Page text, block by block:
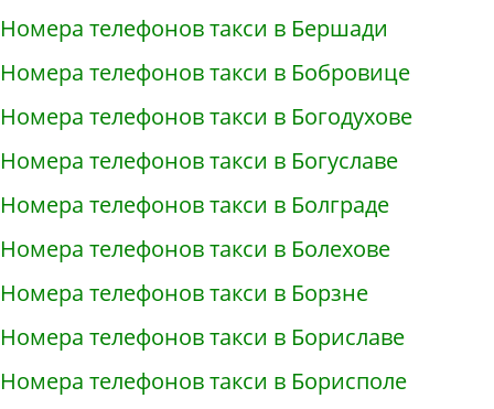
Номера телефонов такси в Бершади
Номера телефонов такси в Бобровице
Номера телефонов такси в Богодухове
Номера телефонов такси в Богуславе
Номера телефонов такси в Болграде
Номера телефонов такси в Болехове
Номера телефонов такси в Борзне
Номера телефонов такси в Бориславе
Номера телефонов такси в Борисполе